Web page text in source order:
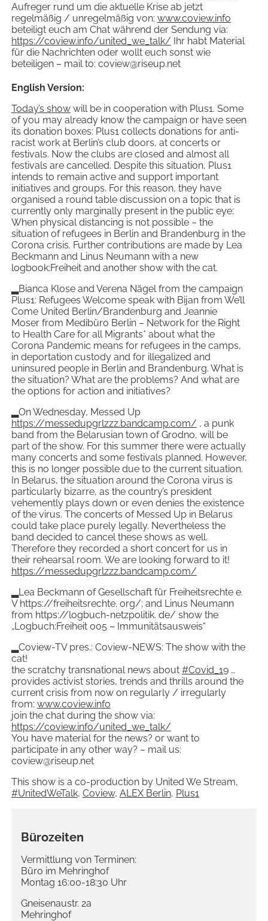
Aufreger rund um die aktuelle Krise ab jetzt
regelmäßig / unregelmäßig von: www.coview.info
beteiligt euch am Chat während der Sendung via:
https://coview.info/united_we_talk/ Ihr habt Material
für die Nachrichten oder wollt euch sonst wie
beteiligen – mail to: coview@riseup.net
English Version:
Today’s showwill be in cooperation with Plus1. Some
of you may already know the campaign or have seen
its donation boxes: Plus1 collects donations for anti-
racist work at Berlin’s club doors, at concerts or
festivals. Now the clubs are closed and almost all
festivals are cancelled. Despite this situation, Plus1
intends to remain active and support important
initiatives and groups. For this reason, they have
organised a round table discussion on a topic that is
currently only marginally present in the public eye:
When physical distancing is not possible – the
situation of refugees in Berlin and Brandenburg in the
Corona crisis. Further contributions are made by Lea
Beckmann and Linus Neumann with a new
logbook:Freiheit and another show with the cat.
▂Bianca Klose and Verena Nägel from the campaign
Plus1: Refugees Welcome speak with Bijan from We’ll
Come United Berlin/Brandenburg and Jeannie
Moser from Medibüro Berlin – Network for the Right
to Health Care for all Migrants* about what the
Corona Pandemic means for refugees in the camps,
in deportation custody and for illegalized and
uninsured people in Berlin and Brandenburg. What is
the situation? What are the problems? And what are
the options for action and initiatives?
▂On Wednesday, Messed Up
https://messedupgrlzzz.bandcamp.com/ , a punk
band from the Belarusian town of Grodno, will be
part of the show. For this summer there were actually
many concerts and some festivals planned. However,
this is no longer possible due to the current situation.
In Belarus, the situation around the Corona virus is
particularly bizarre, as the country’s president
vehemently plays down or even denies the existence
of the virus. The concerts of Messed Up in Belarus
could take place purely legally. Nevertheless the
band decided to cancel these shows as well.
Therefore they recorded a short concert for us in
their rehearsal room. We are looking forward to it!
https://messedupgrlzzz.bandcamp.com/
▂Lea Beckmann of Gesellschaft für Freiheitsrechte e.
V https://freiheitsrechte. org/; and Linus Neumann
from https://logbuch-netzpolitik. de/ show the
„Logbuch:Freiheit 005 – Immunitätsausweis“
▂Coview-TV pres.: Coview-NEWS: The show with the
cat!
the scratchy transnational news about #Covid_19…
provides activist stories, trends and thrills around the
current crisis from now on regularly / irregularly
from: www.coview.info
join the chat during the show via:
https://coview.info/united_we_talk/
You have material for the news? or want to
participate in any other way? – mail us:
coview@riseup.net
This show is a co-production by United We Stream,
#UnitedWeTalk, Coview, ALEX Berlin, Plus1
Bürozeiten
Vermittlung von Terminen:
Büro im Mehringhof
Montag 16:00-18:30 Uhr
Gneisenaustr. 2a
Mehringhof